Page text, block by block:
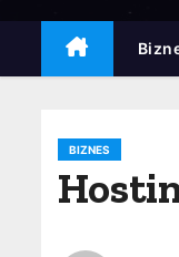
BIZNES